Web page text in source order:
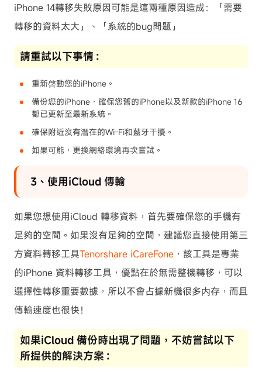
iPhone 14轉移失敗原因可能是這兩種原因造成：「需要
轉移的資料太大」、「系統的bug問題」
請重試以下事情：
重新啓動您的iPhone。
備份您的iPhone，確保您舊的iPhone以及新款的iPhone 16
都已更新至最新系統。
確保附近沒有潛在的Wi-Fi和藍牙干擾。
如果可能，更換網絡環境再次嘗試。
3、使用iCloud 傳輸
如果您想使用iCloud 轉移資料，首先要確保您的手機有
足夠的空間。如果沒有足夠的空間，建議您直接使用第三
方資料轉移工具Tenorshare iCareFone ，該工具是專業
的iPhone 資料轉移工具，優點在於無需整機轉移，可以
選擇性轉移重要數據，所以不會占據新機很多内存，而且
傳輸速度也很快！
如果iCloud 備份時出現了問題，不妨嘗試以下
所提供的解決方案：